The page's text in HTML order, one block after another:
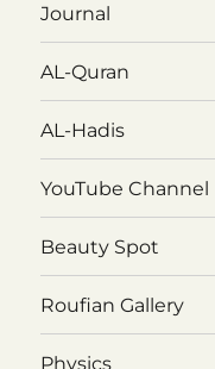
Journal
AL-Quran
AL-Hadis
YouTube Channel
Beauty Spot
Roufian Gallery
Physics